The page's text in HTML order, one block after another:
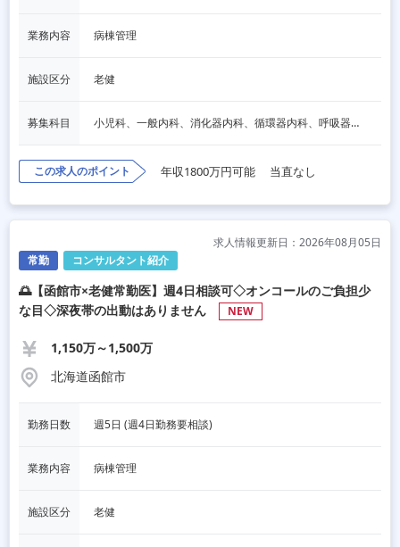
業務内容 病棟管理
施設区分 老健
募集科目 小児科、一般内科、消化器内科、循環器内科、呼吸器内科、血液内科、脳神経内科、内分泌内科、老人内科、一般外科、消化器外科、心臓外科、呼吸器外科、脳神経外科、整形外科、形成外科、リハビリテーション科、産婦人科、婦人科、泌尿器科、放射線科、人工透析、麻酔科、美容外科、人間ドック・検診
この求人のポイント 年収1800万円可能 当直なし
常勤 コンサルタント紹介
求人情報更新日：2026年08月05日
🌅【函館市×老健常勤医】週4日相談可◇オンコールのご負担少
な目◇深夜帯の出動はありません
NEW
1,150万～1,500万
北海道函館市
勤務日数 週5日 (週4日勤務要相談)
業務内容 病棟管理
施設区分 老健